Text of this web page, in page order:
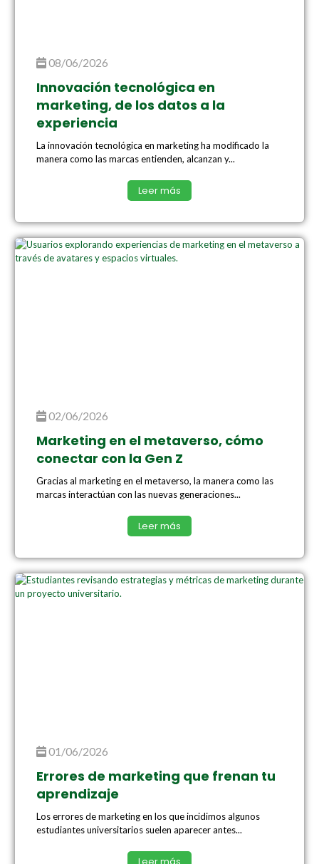
08/06/2026
Innovación tecnológica en
marketing, de los datos a la
experiencia
La innovación tecnológica en marketing ha modificado la
manera como las marcas entienden, alcanzan y...
Leer más
02/06/2026
Marketing en el metaverso, cómo
conectar con la Gen Z
Gracias al marketing en el metaverso, la manera como las
marcas interactúan con las nuevas generaciones...
Leer más
01/06/2026
Errores de marketing que frenan tu
aprendizaje
Los errores de marketing en los que incidimos algunos
estudiantes universitarios suelen aparecer antes...